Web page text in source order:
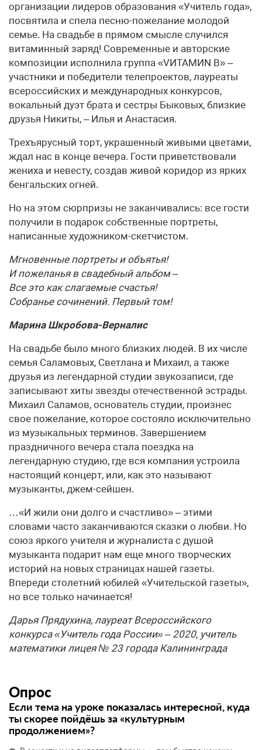
организации лидеров образования «Учитель года»,
посвятила и спела песню-пожелание молодой
семье. На свадьбе в прямом смысле случился
витаминный заряд! Современные и авторские
композиции исполнила группа «VИТАМИN B» –
участники и победители телепроектов, лауреаты
всероссийских и международных конкурсов,
вокальный дуэт брата и сестры Быковых, близкие
друзья Никиты, – Илья и Анастасия.
Трехъярусный торт, украшенный живыми цветами,
ждал нас в конце вечера. Гости приветствовали
жениха и невесту, создав живой коридор из ярких
бенгальских огней.
Но на этом сюрпризы не заканчивались: все гости
получили в подарок собственные портреты,
написанные художником-скетчистом.
Мгновенные портреты и объятья!
И пожеланья в свадебный альбом –
Все это как слагаемые счастья!
Собранье сочинений. Первый том!
Марина Шкробова-Верналис
На свадьбе было много близких людей. В их числе
семья Саламовых, Светлана и Михаил, а также
друзья из легендарной студии звукозаписи, где
записывают хиты звезды отечественной эстрады.
Михаил Саламов, основатель студии, произнес
свое пожелание, которое состояло исключительно
из музыкальных терминов. Завершением
праздничного вечера стала поездка на
легендарную студию, где вся компания устроила
настоящий концерт, или, как это называют
музыканты, джем-сейшен.
…«И жили они долго и счастливо» – этими
словами часто заканчиваются сказки о любви. Но
союз яркого учителя и журналиста с душой
музыканта подарит нам еще много творческих
историй на новых страницах нашей газеты.
Впереди столетний юбилей «Учительской газеты»,
но все только начинается!
Дарья Прядухина, лауреат Всероссийского
конкурса «Учитель года России» – 2020, учитель
математики лицея № 23 города Калининграда
Опрос
Если тема на уроке показалась интересной, куда
ты скорее пойдёшь за «культурным
продолжением»?